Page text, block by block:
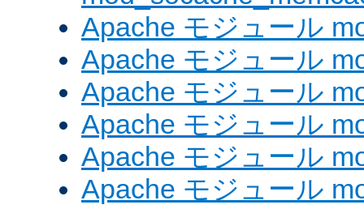
Apache モジュール
Apache モジュール
Apache モジュール
Apache モジュール
Apache モジュール
Apache モジュール